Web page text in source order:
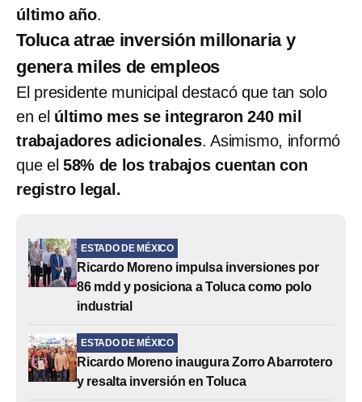
último año.
Toluca atrae inversión millonaria y
genera miles de empleos
El presidente municipal destacó que tan solo
en el último mes se integraron 240 mil
trabajadores adicionales. Asimismo, informó
que el 58% de los trabajos cuentan con
registro legal.
ESTADO DE MÉXICO
Ricardo Moreno impulsa inversiones por
86 mdd y posiciona a Toluca como polo
industrial
ESTADO DE MÉXICO
Ricardo Moreno inaugura Zorro Abarrotero
y resalta inversión en Toluca